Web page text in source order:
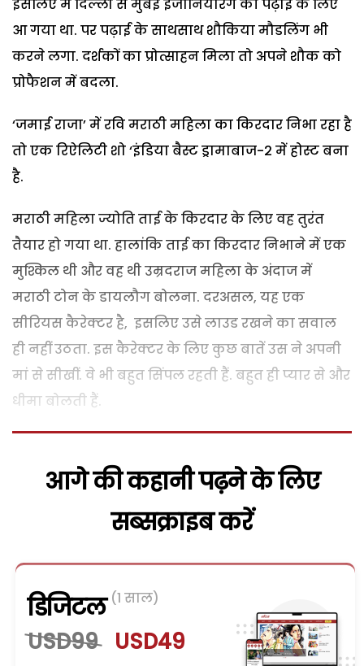
इसलिए मैं दिल्ली से मुंबई इंजीनियरिंग की पढ़ाई के लिए
आ गया था. पर पढ़ाई के साथसाथ शौकिया मौडलिंग भी
करने लगा. दर्शकों का प्रोत्साहन मिला तो अपने शौक को
प्रोफैशन में बदला.
‘जमाई राजा’ में रवि मराठी महिला का किरदार निभा रहा है
तो एक रिऐलिटी शो ‘इंडिया बैस्ट ड्रामाबाज-2 में होस्ट बना
है.
मराठी महिला ज्योति ताई के किरदार के लिए वह तुरंत
तैयार हो गया था. हालांकि ताई का किरदार निभाने में एक
मुश्किल थी और वह थी उम्रदराज महिला के अंदाज में
मराठी टोन के डायलौग बोलना. दरअसल, यह एक
सीरियस कैरेक्टर है, इसलिए उसे लाउड रखने का सवाल
ही नहीं उठता. इस कैरेक्टर के लिए कुछ बातें उस ने अपनी
मां से सीखीं. वे भी बहुत सिंपल रहती हैं. बहुत ही प्यार से और
धीमा बोलती हैं.
आगे की कहानी पढ़ने के लिए
सब्सक्राइब करें
डिजिटल (1 साल)
USD99 USD49